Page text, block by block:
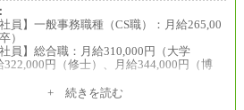
社員】一般事務職種（CS職）：月給265,00
）
社員】総合職：月給310,000円（大学
322,000円（修士）、月給344,000円（博
+ 続きを読む